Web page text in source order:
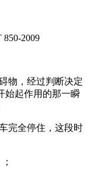
物，经过判断决定
始起作用的那一瞬
完全停住，这段时